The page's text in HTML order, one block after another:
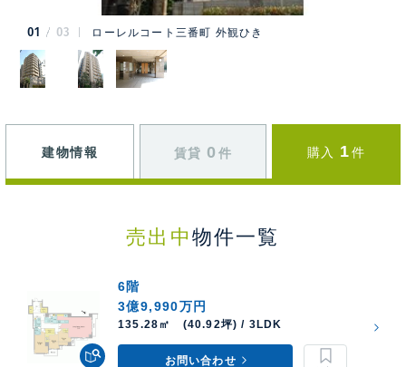
01 03 ローレルコート三番町 外観ひき
建物情報 賃貸 0 件 購入 1 件
売出中 物件一覧
6階
3億9,990万円
135.28㎡ (40.92坪) / 3LDK
お問い合わせ